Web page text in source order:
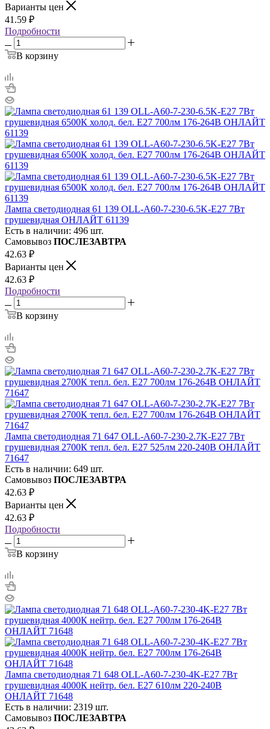
Варианты цен
41.59 ₽
Подробности
В корзину
Лампа светодиодная 61 139 OLL-A60-7-230-6.5K-E27 7Вт
грушевидная ОНЛАЙТ 61139
Есть в наличии: 496 шт.
Самовывоз ПОСЛЕЗАВТРА
42.63 ₽
Варианты цен
42.63 ₽
Подробности
В корзину
Лампа светодиодная 71 647 OLL-A60-7-230-2.7K-E27 7Вт
грушевидная 2700К тепл. бел. E27 525лм 220-240В ОНЛАЙТ
71647
Есть в наличии: 649 шт.
Самовывоз ПОСЛЕЗАВТРА
42.63 ₽
Варианты цен
42.63 ₽
Подробности
В корзину
Лампа светодиодная 71 648 OLL-A60-7-230-4K-E27 7Вт
грушевидная 4000К нейтр. бел. E27 610лм 220-240В
ОНЛАЙТ 71648
Есть в наличии: 2319 шт.
Самовывоз ПОСЛЕЗАВТРА